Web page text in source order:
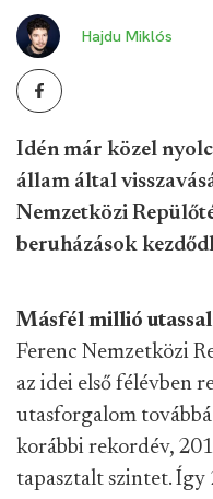
Hajdu Miklós
Idén már közel
állam által
Nemzetközi
beruházások
Másfél millió
Ferenc Nemzetközi
az idei első félévben
utasforgalom
korábbi rekordév,
tapasztalt szintet. Így